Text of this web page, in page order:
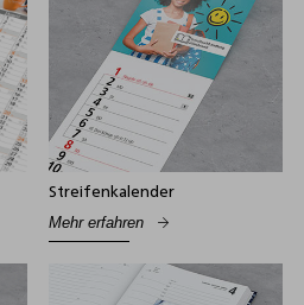
Streifenkalender
Mehr erfahren